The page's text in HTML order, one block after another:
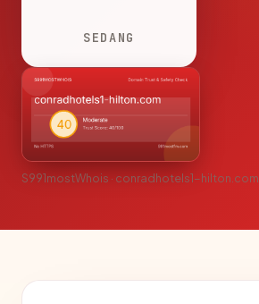
SEDANG
S991mostWhois · conradhotels1-hilton.com